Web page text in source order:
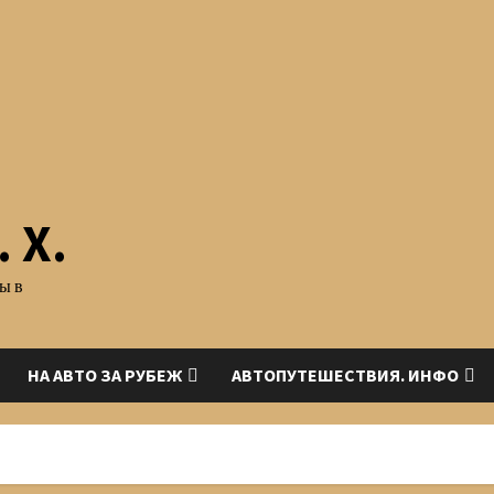
Х.
в
НА АВТО ЗА РУБЕЖ АВТОПУТЕШЕСТВИЯ. ИНФО